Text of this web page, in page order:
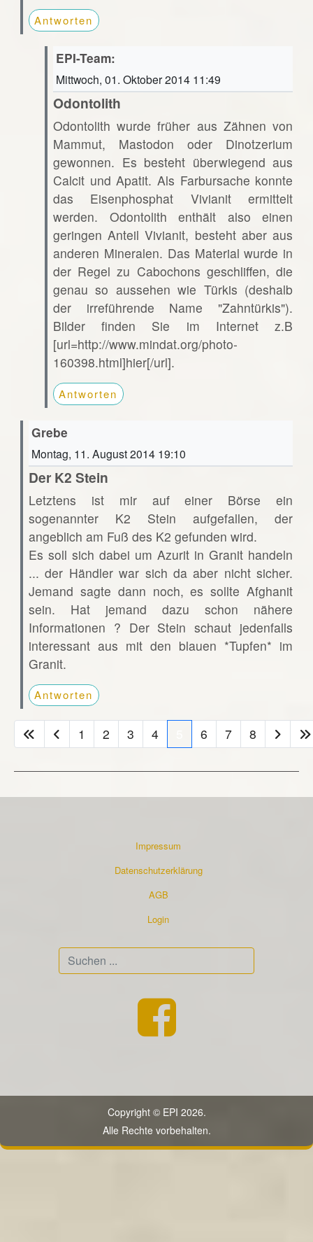
Antworten
EPI-Team:
Mittwoch, 01. Oktober 2014 11:49
Odontolith
Odontolith wurde früher aus Zähnen von
Mammut, Mastodon oder Dinotzerium
gewonnen. Es besteht überwiegend aus
Calcit und Apatit. Als Farbursache konnte
das Eisenphosphat Vivianit ermittelt
werden. Odontolith enthält also einen
geringen Anteil Vivianit, besteht aber aus
anderen Mineralen. Das Material wurde in
der Regel zu Cabochons geschliffen, die
genau so aussehen wie Türkis (deshalb
der irreführende Name "Zahntürkis").
Bilder finden Sie im Internet z.B
[url=http://www.mindat.org/photo-
160398.html]hier[/url].
Antworten
Grebe
Montag, 11. August 2014 19:10
Der K2 Stein
Letztens ist mir auf einer Börse ein
sogenannter K2 Stein aufgefallen, der
angeblich am Fuß des K2 gefunden wird.
Es soll sich dabei um Azurit in Granit handeln
... der Händler war sich da aber nicht sicher.
Jemand sagte dann noch, es sollte Afghanit
sein. Hat jemand dazu schon nähere
Informationen ? Der Stein schaut jedenfalls
interessant aus mit den blauen *Tupfen* im
Granit.
Antworten
1 2 3 4 6 7 8
Impressum
Datenschutzerklärung
AGB
Login
Copyright © EPI 2026.
Alle Rechte vorbehalten.